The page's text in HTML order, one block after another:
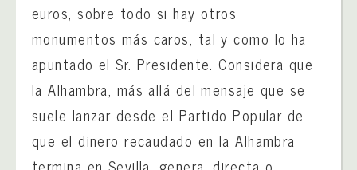
euros, sobre todo si hay otros
monumentos más caros, tal y como lo ha
apuntado el Sr. Presidente. Considera que
la Alhambra, más allá del mensaje que se
suele lanzar desde el Partido Popular de
que el dinero recaudado en la Alhambra